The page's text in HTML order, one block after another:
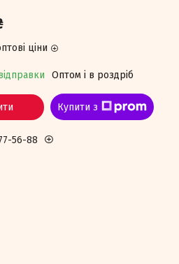
ціни
Оптом і в роздріб
Купити з
56-88